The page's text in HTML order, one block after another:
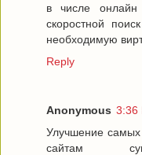
в числе
скоростной
необходимую
Reply
Anonymous 3:36
Улучшение самых
сайтам